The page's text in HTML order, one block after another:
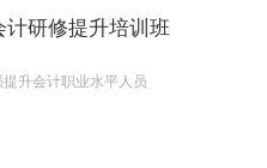
计研修提升培训班
升会计职业水平人员